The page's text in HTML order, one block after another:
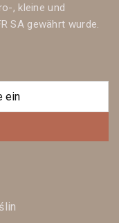
, kleine und
SA gewährt wurde.